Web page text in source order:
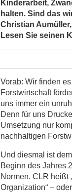
Kinderarbeit,
halten. Sind das
Christian
Lesen Sie seinen
Vorab: Wir finden
Forstwirtschaft
uns immer ein
Denn für uns
Umsetzung nur
nachhaltigen
Und diesmal ist
Beginn des Jahres
Normen. CLR heißt
Organization“ –